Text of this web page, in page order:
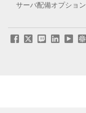
サーバ配備オプション